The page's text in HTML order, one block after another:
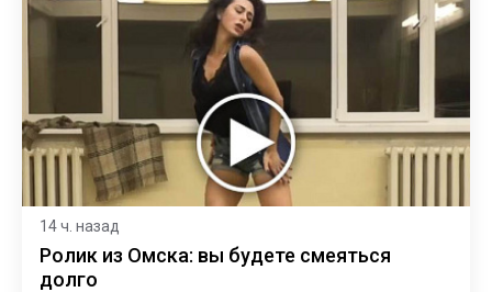
14 ч. назад
Ролик из Омска: вы будете смеяться
долго